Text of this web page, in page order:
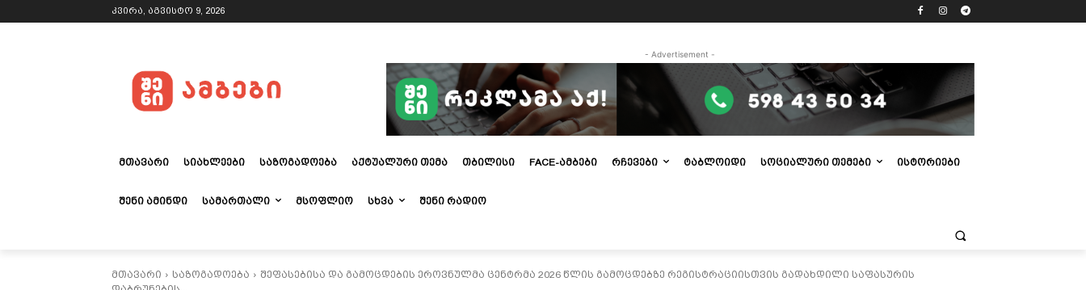
კვირა, აგვისტო 9, 2026
- Advertisement -
ᲛᲗᲐᲕᲐᲠᲘ ᲡᲘᲐᲮᲚᲔᲔᲑᲘ ᲡᲐᲖᲝᲒᲐᲓᲝᲔᲑᲐ ᲐᲥᲢᲣᲐᲚᲣᲠᲘ ᲗᲔᲛᲐ ᲗᲑᲘᲚᲘᲡᲘ FACE-ᲐᲛᲑᲔᲑᲘ ᲠᲩᲔᲕᲔᲑᲘ ᲢᲐᲑᲚᲝᲘᲓᲘ ᲡᲝᲪᲘᲐᲚᲣᲠᲘ ᲗᲔᲛᲔᲑᲘ ᲘᲡᲢᲝᲠᲘᲔᲑᲘ
ᲨᲔᲜᲘ ᲐᲛᲘᲜᲓᲘ ᲡᲐᲛᲐᲠᲗᲐᲚᲘ ᲛᲡᲝᲤᲚᲘᲝ ᲡᲮᲕᲐ ᲨᲔᲜᲘ ᲠᲐᲓᲘᲝ
მთავარი საზოგადოება
შეფასებისა და გამოცდების ეროვნულმა ცენტრმა 2026 წლის გამოცდებზე რეგისტრაციისთვის გადახდილი საფასურის